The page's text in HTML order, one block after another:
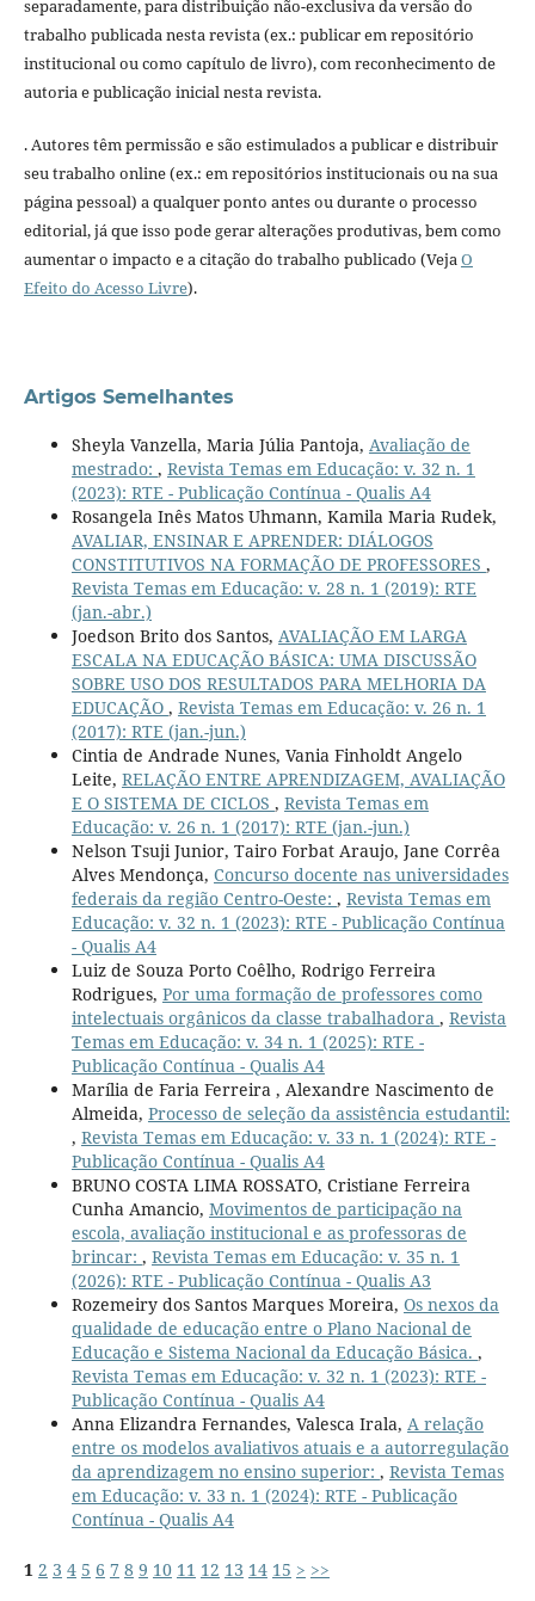
separadamente, para distribuição não-exclusiva da versão do
trabalho publicada nesta revista (ex.: publicar em repositório
institucional ou como capítulo de livro), com reconhecimento de
autoria e publicação inicial nesta revista.
. Autores têm permissão e são estimulados a publicar e distribuir
seu trabalho online (ex.: em repositórios institucionais ou na sua
página pessoal) a qualquer ponto antes ou durante o processo
editorial, já que isso pode gerar alterações produtivas, bem como
aumentar o impacto e a citação do trabalho publicado (VejaO
Efeito do Acesso Livre).
Artigos Semelhantes
Sheyla Vanzella, Maria Júlia Pantoja, Avaliação de
mestrado: , Revista Temas em Educação: v. 32 n. 1
(2023): RTE - Publicação Contínua - Qualis A4
Rosangela Inês Matos Uhmann, Kamila Maria Rudek,
AVALIAR, ENSINAR E APRENDER: DIÁLOGOS
CONSTITUTIVOS NA FORMAÇÃO DE PROFESSORES ,
Revista Temas em Educação: v. 28 n. 1 (2019): RTE
(jan.-abr.)
Joedson Brito dos Santos, AVALIAÇÃO EM LARGA
ESCALA NA EDUCAÇÃO BÁSICA: UMA DISCUSSÃO
SOBRE USO DOS RESULTADOS PARA MELHORIA DA
EDUCAÇÃO , Revista Temas em Educação: v. 26 n. 1
(2017): RTE (jan.-jun.)
Cintia de Andrade Nunes, Vania Finholdt Angelo
Leite, RELAÇÃO ENTRE APRENDIZAGEM, AVALIAÇÃO
E O SISTEMA DE CICLOS , Revista Temas em
Educação: v. 26 n. 1 (2017): RTE (jan.-jun.)
Nelson Tsuji Junior, Tairo Forbat Araujo, Jane Corrêa
Alves Mendonça, Concurso docente nas universidades
federais da região Centro-Oeste: , Revista Temas em
Educação: v. 32 n. 1 (2023): RTE - Publicação Contínua
- Qualis A4
Luiz de Souza Porto Coêlho, Rodrigo Ferreira
Rodrigues, Por uma formação de professores como
intelectuais orgânicos da classe trabalhadora , Revista
Temas em Educação: v. 34 n. 1 (2025): RTE -
Publicação Contínua - Qualis A4
Marília de Faria Ferreira , Alexandre Nascimento de
Almeida, Processo de seleção da assistência estudantil:
, Revista Temas em Educação: v. 33 n. 1 (2024): RTE -
Publicação Contínua - Qualis A4
BRUNO COSTA LIMA ROSSATO, Cristiane Ferreira
Cunha Amancio, Movimentos de participação na
escola, avaliação institucional e as professoras de
brincar: , Revista Temas em Educação: v. 35 n. 1
(2026): RTE - Publicação Contínua - Qualis A3
Rozemeiry dos Santos Marques Moreira, Os nexos da
qualidade de educação entre o Plano Nacional de
Educação e Sistema Nacional da Educação Básica. ,
Revista Temas em Educação: v. 32 n. 1 (2023): RTE -
Publicação Contínua - Qualis A4
Anna Elizandra Fernandes, Valesca Irala, A relação
entre os modelos avaliativos atuais e a autorregulação
da aprendizagem no ensino superior: , Revista Temas
em Educação: v. 33 n. 1 (2024): RTE - Publicação
Contínua - Qualis A4
1 2 3 4 5 6 7 8 9 10 11 12 13 14 15 > >>